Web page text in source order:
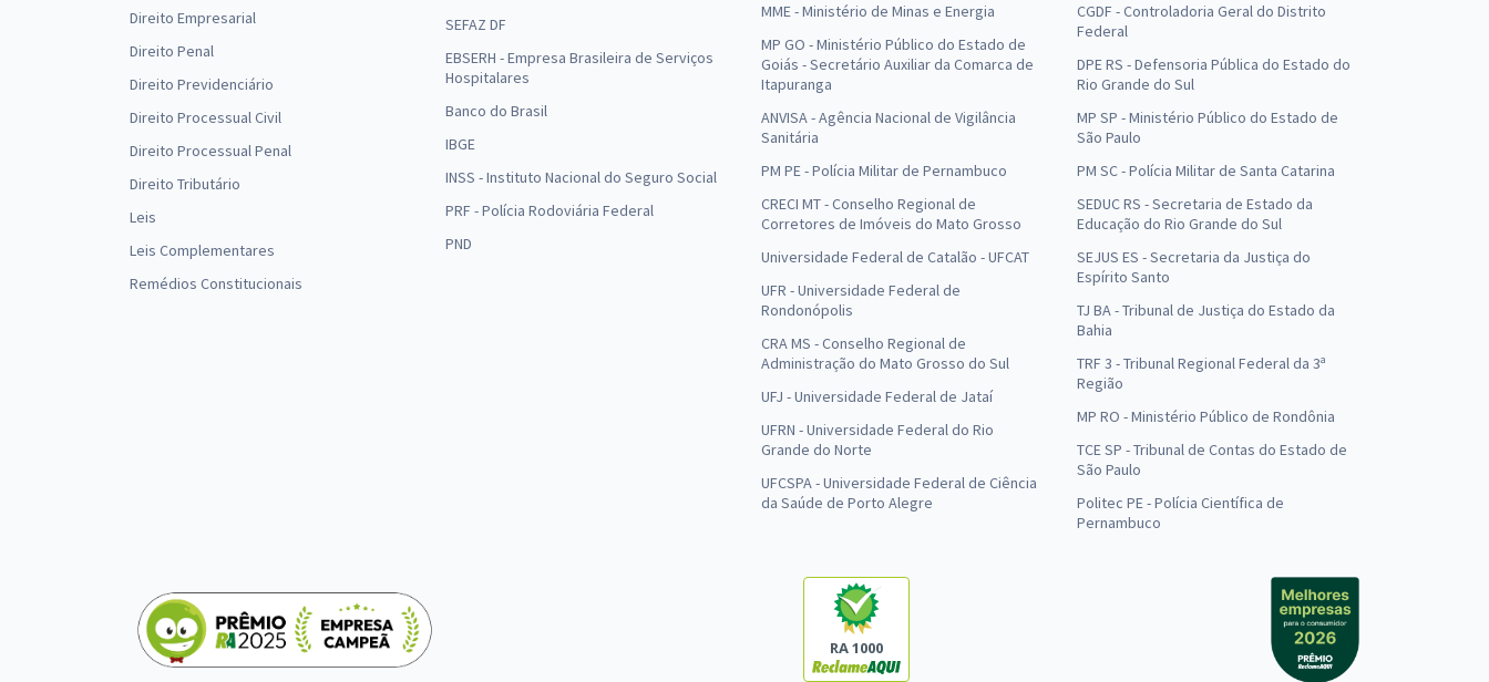
Direito Empresarial
Direito Penal
Direito Previdenciário
Direito Processual Civil
Direito Processual Penal
Direito Tributário
Leis
Leis Complementares
Remédios Constitucionais
SEFAZ DF
EBSERH - Empresa Brasileira de Serviços
Hospitalares
Banco do Brasil
IBGE
INSS - Instituto Nacional do Seguro Social
PRF - Polícia Rodoviária Federal
PND
MME - Ministério de Minas e Energia
MP GO - Ministério Público do Estado de
Goiás - Secretário Auxiliar da Comarca de
Itapuranga
ANVISA - Agência Nacional de Vigilância
Sanitária
PM PE - Polícia Militar de Pernambuco
CRECI MT - Conselho Regional de
Corretores de Imóveis do Mato Grosso
Universidade Federal de Catalão - UFCAT
UFR - Universidade Federal de
Rondonópolis
CRA MS - Conselho Regional de
Administração do Mato Grosso do Sul
UFJ - Universidade Federal de Jataí
UFRN - Universidade Federal do Rio
Grande do Norte
UFCSPA - Universidade Federal de Ciência
da Saúde de Porto Alegre
CGDF - Controladoria Geral do Distrito
Federal
DPE RS - Defensoria Pública do Estado do
Rio Grande do Sul
MP SP - Ministério Público do Estado de
São Paulo
PM SC - Polícia Militar de Santa Catarina
SEDUC RS - Secretaria de Estado da
Educação do Rio Grande do Sul
SEJUS ES - Secretaria da Justiça do
Espírito Santo
TJ BA - Tribunal de Justiça do Estado da
Bahia
TRF 3 - Tribunal Regional Federal da 3ª
Região
MP RO - Ministério Público de Rondônia
TCE SP - Tribunal de Contas do Estado de
São Paulo
Politec PE - Polícia Científica de
Pernambuco
RA 1000